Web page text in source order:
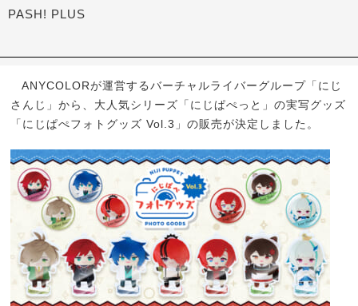
PASH! PLUS
ANYCOLORが運営するバーチャルライバーグループ「にじ
さんじ」から、大人気シリーズ「にじぱぺっと」の実写グッズ
「にじぱぺフォトグッズ Vol.3」の販売が決定しました。